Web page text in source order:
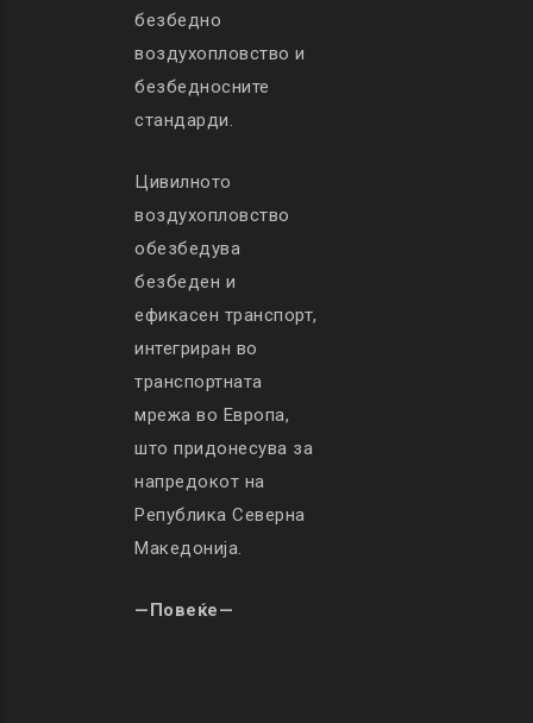
безбедно
воздухопловство и
безбедносните
стандарди.
Цивилното
воздухопловство
обезбедува
безбеден и
ефикасен транспорт,
интегриран во
транспортната
мрежа во Европа,
што придонесува за
напредокот на
Република Северна
Македонија.
—Повеќе—